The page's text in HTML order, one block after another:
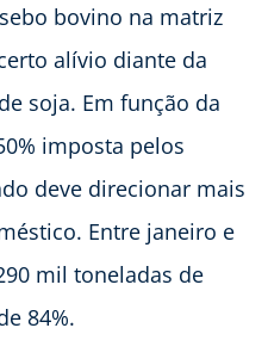
bovino na matriz
alívio diante da
soja. Em função da
imposta pelos
deve direcionar mais
Entre janeiro e
mil toneladas de
84%.